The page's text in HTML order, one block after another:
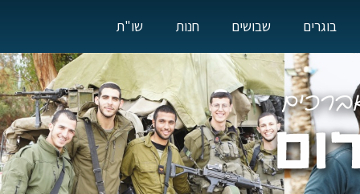
בוגרים שבושים חנות שו"ת